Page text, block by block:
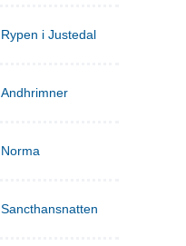
Rypen i Justedal
Andhrimner
Norma
Sancthansnatten